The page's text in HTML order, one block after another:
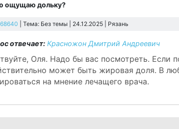
ощущаю дольку?
| Тема: Без темы | 24.12.2025 | Рязань
отвечает: Красножон Дмитрий Андреевич
Оля. Надо бы вас посмотреть. Если
может быть жировая доля. В
на мнение лечащего врача.